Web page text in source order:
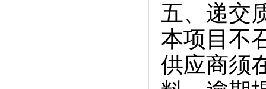
五、递交
本项目不
供应商须